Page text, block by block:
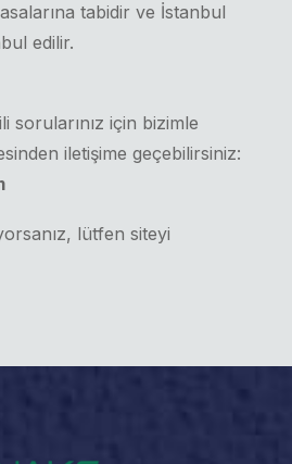
tabidir ve İstanbul
edilir.
sorularınız için bizimle
iletişime geçebilirsiniz:
lütfen siteyi